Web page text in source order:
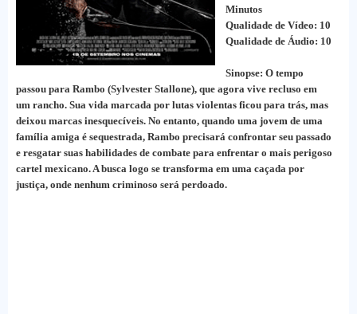
Minutos
Qualidade de Vídeo: 10
Qualidade de Áudio: 10
Sinopse: O tempo
passou para Rambo (Sylvester Stallone), que agora vive recluso em
um rancho. Sua vida marcada por lutas violentas ficou para trás, mas
deixou marcas inesquecíveis. No entanto, quando uma jovem de uma
família amiga é sequestrada, Rambo precisará confrontar seu passado
e resgatar suas habilidades de combate para enfrentar o mais perigoso
cartel mexicano. A busca logo se transforma em uma caçada por
justiça, onde nenhum criminoso será perdoado.